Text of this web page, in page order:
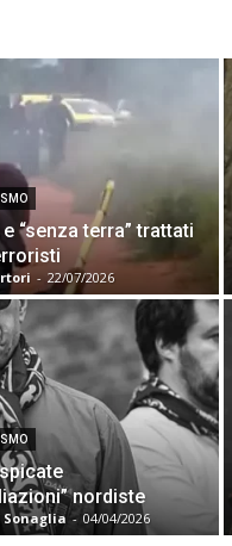
“senza terra” trattati
- 22/07/2026
nordiste
Sonaglia - 04/04/2026